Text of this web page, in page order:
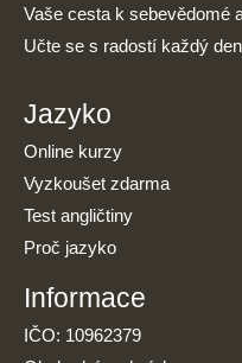
Vaše cesta k sebevědomé
Učte se s radostí každý
Jazyko
Online kurzy
Vyzkoušet zdarma
Test angličtiny
Proč jazyko
Informace
IČO: 10962379